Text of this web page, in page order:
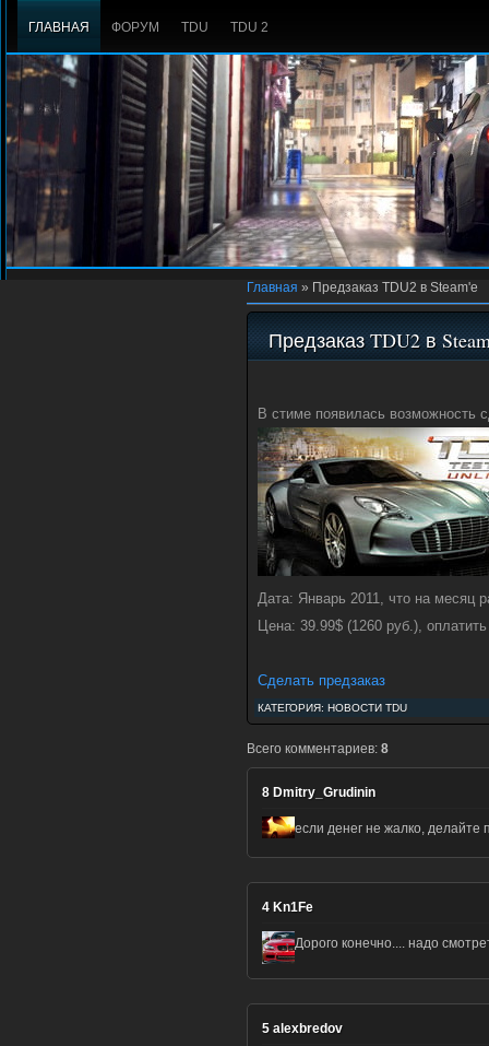
ГЛАВНАЯ ФОРУМ TDU TDU 2
Главная » Предзаказ TDU2 в Steam'e
Предзаказ TDU2 в
В стиме появилась возможность
Дата: Январь 2011, что на месяц
Цена: 39.99$ (1260 руб.),
Сделать предзаказ
КАТЕГОРИЯ: НОВОСТИ TDU
Всего комментариев: 8
8 Dmitry_Grudinin
если денег не жалко, делайте
4 Kn1Fe
Дорого конечно.... надо
5 alexbredov